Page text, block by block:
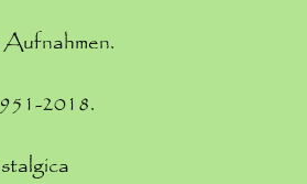
2018.